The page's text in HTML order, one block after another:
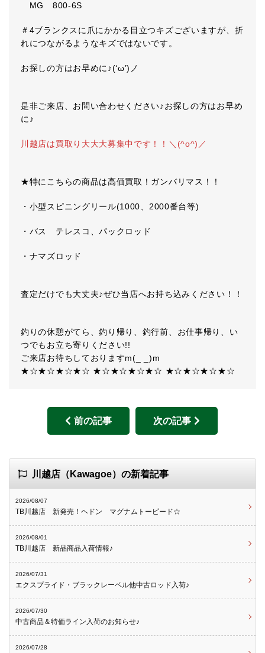
MG 800-6S
＃4ブランクスに爪にかかる目立つキズございますが、折
れにつながるようなキズではないです。
お探しの方はお早めに♪(‘ω’)ノ
是非ご来店、お問い合わせください♪お探しの方はお早め
に♪
川越店は買取り大大大募集中です！！＼(^o^)／
★特にこちらの商品は高価買取！ガンバリマス！！
・小型スピニングリール(1000、2000番台等)
・バス テレスコ、パックロッド
・ナマズロッド
査定だけでも大丈夫♪ぜひ当店へお持ち込みください！！
釣りの休憩がてら、釣り帰り、釣行前、お仕事帰り、い
つでもお立ち寄りください!!
ご来店お待ちしておりますm(_ _)m
★☆★☆★☆★☆ ★☆★☆★☆★☆ ★☆★☆★☆★☆
前の記事 次の記事
川越店（Kawagoe）の新着記事
2026/08/07
TB川越店 新発売！ヘドン マグナムトーピード☆
2026/08/01
TB川越店 新品商品入荷情報♪
2026/07/31
エクスプライド・ブラックレーベル他中古ロッド入荷♪
2026/07/30
中古商品＆特価ライン入荷のお知らせ♪
2026/07/28